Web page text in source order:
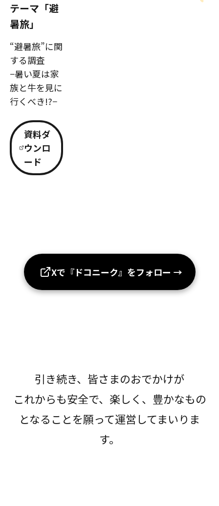
テーマ「避
暑旅」
“避暑旅”に関
する調査
−暑い夏は家
族と牛を見に
行くべき!?−
資料ダ
ウンロ
ード
Xで『ドコニーク』をフォロー →
引き続き、皆さまのおでかけが
これからも安全で、楽しく、豊かなもの
となることを願って運営してまいりま
す。